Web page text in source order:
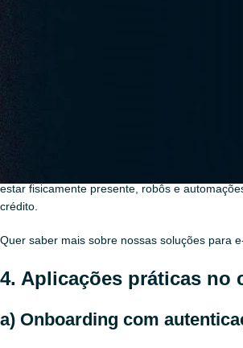
fluxo sanguíneo e variações de cor
estar fisicamente presente, robôs e
crédito.
Quer saber mais sobre nossas soluções para
4. Aplicações práticas no
a) Onboarding com